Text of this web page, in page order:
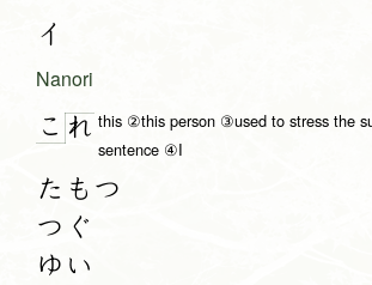
イ
Nanori
こ れ this ②this person ③used to stress the
sentence ④I
たもつ
つぐ
ゆい